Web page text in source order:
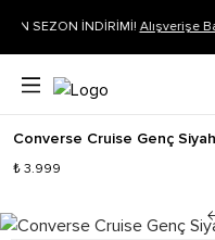
Siparişin 1-3 iş
Converse Cruise Genç
₺ 3.999